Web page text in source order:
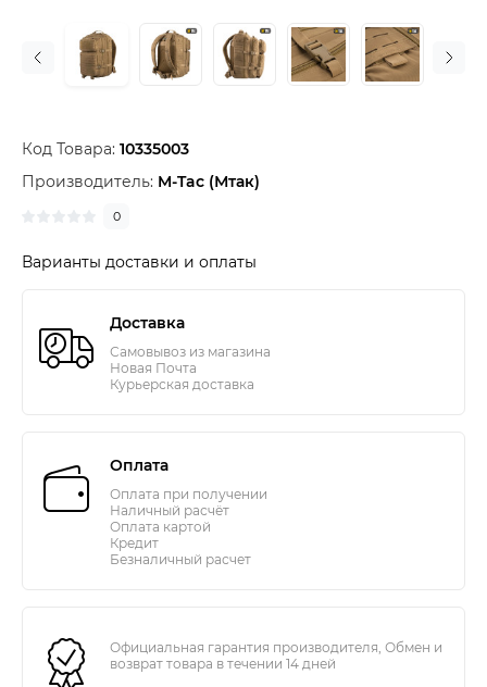
Код Товара: 10335003
Производитель: M-Tac (Мтак)
0
Варианты доставки и оплаты
Доставка
Самовывоз из магазина
Новая Почта
Курьерская доставка
Оплата
Оплата при получении
Наличный расчёт
Оплата картой
Кредит
Безналичный расчет
Официальная гарантия производителя, Обмен и
возврат товара в течении 14 дней